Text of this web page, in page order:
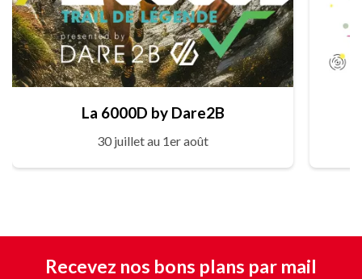
La 6000D by Dare2B
30 juillet au 1er août
Recevez nos bons plans par mail